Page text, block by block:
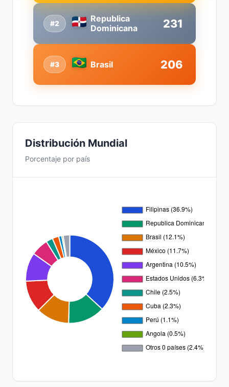
#2
Republica
Dominicana
231
#3 Brasil 206
Distribución Mundial
Porcentaje por país